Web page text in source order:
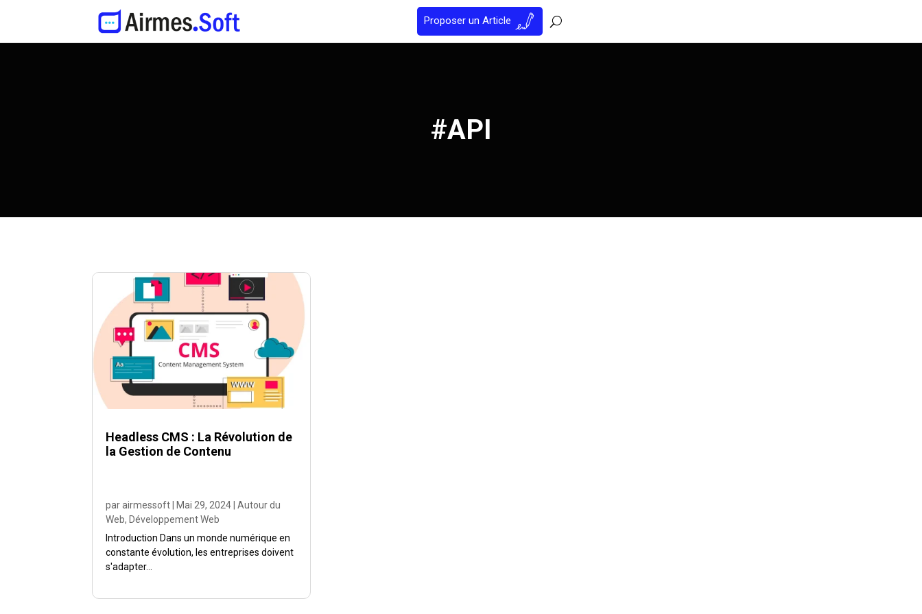
Proposer un Article
#API
Headless CMS : La Révolution de
la Gestion de Contenu
parairmessoft Mai 29, 2024 |Autour du
Web, Développement Web
Introduction Dans un monde numérique en
constante évolution, les entreprises doivent
s'adapter...